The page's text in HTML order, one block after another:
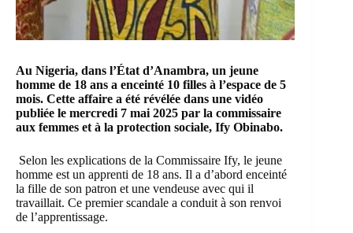
Au Nigeria, dans l’État d’Anambra, un jeune
homme de 18 ans a enceinté 10 filles à l’espace de 5
mois. Cette affaire a été révélée dans une vidéo
publiée le mercredi 7 mai 2025 par la commissaire
aux femmes et à la protection sociale, Ify Obinabo.
Selon les explications de la Commissaire Ify, le jeune
homme est un apprenti de 18 ans. Il a d’abord enceinté
la fille de son patron et une vendeuse avec qui il
travaillait. Ce premier scandale a conduit à son renvoi
de l’apprentissage.